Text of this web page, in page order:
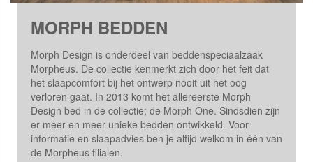
MORPH BEDDEN
Morph Design is onderdeel van beddenspeciaalzaak
Morpheus. De collectie kenmerkt zich door het feit dat
het slaapcomfort bij het ontwerp nooit uit het oog
verloren gaat. In 2013 komt het allereerste Morph
Design bed in de collectie; de Morph One. Sindsdien zijn
er meer en meer unieke bedden ontwikkeld. Voor
informatie en slaapadvies ben je altijd welkom in één van
de Morpheus filialen.